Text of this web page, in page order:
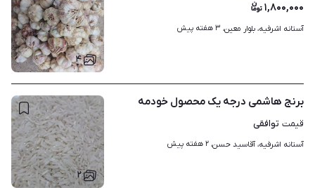
۴
۱,۸۰۰,۰۰۰
آستانه اشرفیه، بلوار معین، ۳ هفته پیش
۲
برنج هاشمی درجه یک محصول خودمه
قیمت توافقی
آستانه اشرفیه، آقاسید حسن، ۲ هفته پیش